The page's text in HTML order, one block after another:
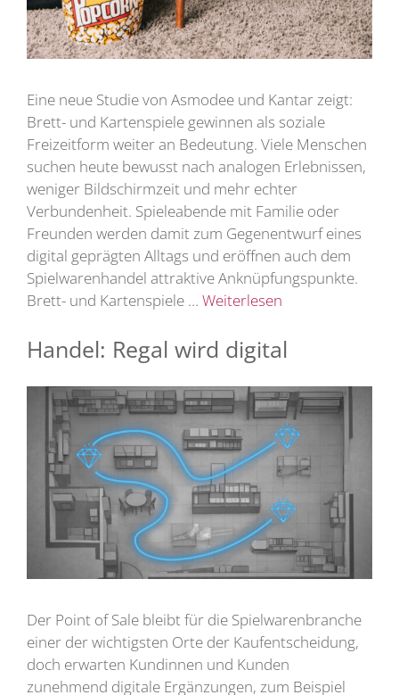
Eine neue Studie von Asmodee und Kantar zeigt:
Brett- und Kartenspiele gewinnen als soziale
Freizeitform weiter an Bedeutung. Viele Menschen
suchen heute bewusst nach analogen Erlebnissen,
weniger Bildschirmzeit und mehr echter
Verbundenheit. Spieleabende mit Familie oder
Freunden werden damit zum Gegenentwurf eines
digital geprägten Alltags und eröffnen auch dem
Spielwarenhandel attraktive Anknüpfungspunkte.
Brett- und Kartenspiele … Weiterlesen
Handel: Regal wird digital
Der Point of Sale bleibt für die Spielwarenbranche
einer der wichtigsten Orte der Kaufentscheidung,
doch erwarten Kundinnen und Kunden
zunehmend digitale Ergänzungen, zum Beispiel